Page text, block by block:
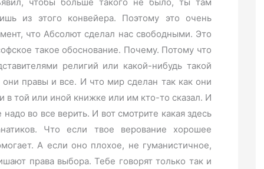
из этого конвейера. Поэтому это очень
что Абсолют сделал нас свободными. Это
такое обоснование. Почему. Потому что
религий или какой-нибудь такой
правы и все. И что мир сделан так как они
в той или иной книжке или им кто-то сказал. И
во все верить. И вот смотрите какая здесь
Что если твое верование хорошее
А если оно плохое, не гуманистичное,
права выбора. Тебе говорят только так и